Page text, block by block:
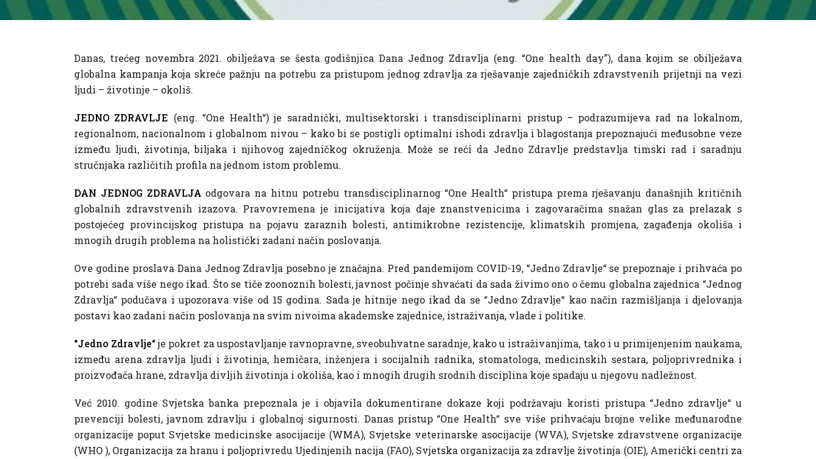
Danas, trećeg novembra 2021. obilježava se šesta godišnjica Dana Jednog Zdravlja (eng. “One health day”), dana kojim se obilježava
globalna kampanja koja skreće pažnju na potrebu za pristupom jednog zdravlja za rješavanje zajedničkih zdravstvenih prijetnji na vezi
ljudi – životinje – okoliš.
JEDNO ZDRAVLJE (eng. “One Health“) je saradnički, multisektorski i transdisciplinarni pristup – podrazumijeva rad na lokalnom,
regionalnom, nacionalnom i globalnom nivou – kako bi se postigli optimalni ishodi zdravlja i blagostanja prepoznajući međusobne veze
između ljudi, životinja, biljaka i njihovog zajedničkog okruženja. Može se reći da Jedno Zdravlje predstavlja timski rad i saradnju
stručnjaka različitih profila na jednom istom problemu.
DAN JEDNOG ZDRAVLJA odgovara na hitnu potrebu transdisciplinarnog “One Health“ pristupa prema rješavanju današnjih kritičnih
globalnih zdravstvenih izazova. Pravovremena je inicijativa koja daje znanstvenicima i zagovaračima snažan glas za prelazak s
postojećeg provincijskog pristupa na pojavu zaraznih bolesti, antimikrobne rezistencije, klimatskih promjena, zagađenja okoliša i
mnogih drugih problema na holistički zadani način poslovanja.
Ove godine proslava Dana Jednog Zdravlja posebno je značajna. Pred pandemijom COVID-19, “Jedno Zdravlje“ se prepoznaje i prihvaća po
potrebi sada više nego ikad. Što se tiče zoonoznih bolesti, javnost počinje shvaćati da sada živimo ono o čemu globalna zajednica “Jednog
Zdravlja“ podučava i upozorava više od 15 godina. Sada je hitnije nego ikad da se “Jedno Zdravlje“ kao način razmišljanja i djelovanja
postavi kao zadani način poslovanja na svim nivoima akademske zajednice, istraživanja, vlade i politike.
“Jedno Zdravlje“je pokret za uspostavljanje ravnopravne, sveobuhvatne saradnje, kako u istraživanjima, tako i u primijenjenim naukama,
između arena zdravlja ljudi i životinja, hemičara, inženjera i socijalnih radnika, stomatologa, medicinskih sestara, poljoprivrednika i
proizvođača hrane, zdravlja divljih životinja i okoliša, kao i mnogih drugih srodnih disciplina koje spadaju u njegovu nadležnost.
Već 2010. godine Svjetska banka prepoznala je i objavila dokumentirane dokaze koji podržavaju koristi pristupa “Jedno zdravlje“ u
prevenciji bolesti, javnom zdravlju i globalnoj sigurnosti. Danas pristup “One Health“ sve više prihvaćaju brojne velike međunarodne
organizacije poput Svjetske medicinske asocijacije (WMA), Svjetske veterinarske asocijacije (WVA), Svjetske zdravstvene organizacije
(WHO ), Organizacija za hranu i poljoprivredu Ujedinjenih nacija (FAO), Svjetska organizacija za zdravlje životinja (OIE), Američki centri za